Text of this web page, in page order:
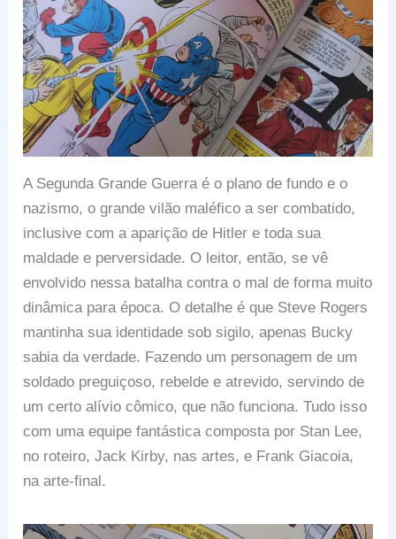
A Segunda Grande Guerra é o plano de fundo e o
nazismo, o grande vilão maléfico a ser combatido,
inclusive com a aparição de Hitler e toda sua
maldade e perversidade. O leitor, então, se vê
envolvido nessa batalha contra o mal de forma muito
dinâmica para época. O detalhe é que Steve Rogers
mantinha sua identidade sob sigilo, apenas Bucky
sabia da verdade. Fazendo um personagem de um
soldado preguiçoso, rebelde e atrevido, servindo de
um certo alívio cômico, que não funciona. Tudo isso
com uma equipe fantástica composta por Stan Lee,
no roteiro, Jack Kirby, nas artes, e Frank Giacoia,
na arte-final.